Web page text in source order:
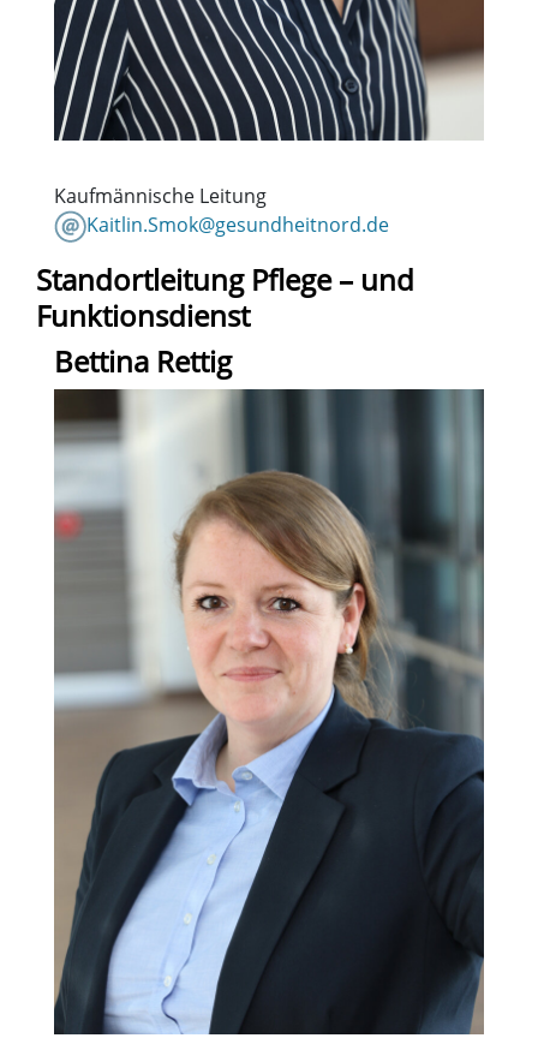
Kaufmännische Leitung
Kaitlin.Smok@gesundheitnord.de
Standortleitung Pflege – und
Funktionsdienst
Bettina Rettig